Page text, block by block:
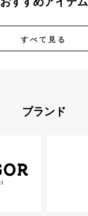
すべて見る
ブランド